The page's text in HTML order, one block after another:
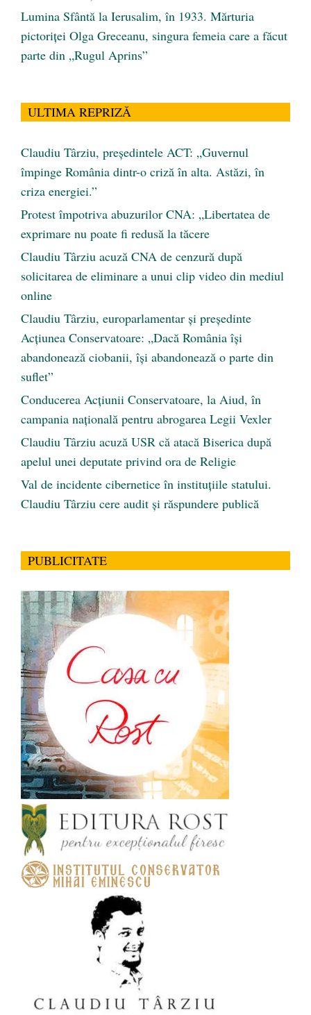
Lumina Sfântă la Ierusalim, în 1933. Mărturia
pictoriței Olga Greceanu, singura femeia care a făcut
parte din „Rugul Aprins”
ULTIMA REPRIZĂ
Claudiu Târziu, președintele ACT: „Guvernul
împinge România dintr-o criză în alta. Astăzi, în
criza energiei.”
Protest împotriva abuzurilor CNA: „Libertatea de
exprimare nu poate fi redusă la tăcere
Claudiu Târziu acuză CNA de cenzură după
solicitarea de eliminare a unui clip video din mediul
online
Claudiu Târziu, europarlamentar și președinte
Acțiunea Conservatoare: „Dacă România își
abandonează ciobanii, își abandonează o parte din
suflet”
Conducerea Acțiunii Conservatoare, la Aiud, în
campania națională pentru abrogarea Legii Vexler
Claudiu Târziu acuză USR că atacă Biserica după
apelul unei deputate privind ora de Religie
Val de incidente cibernetice în instituțiile statului.
Claudiu Târziu cere audit și răspundere publică
PUBLICITATE